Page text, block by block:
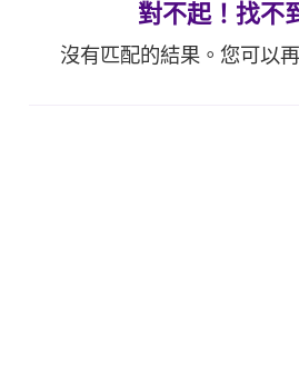
對不起！找不
沒有匹配的結果。您可以